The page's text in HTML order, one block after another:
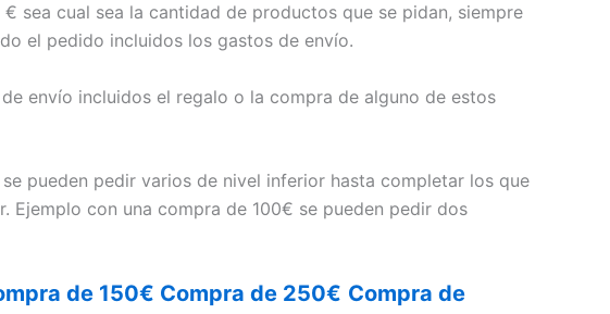
sea cual sea la cantidad de productos que se pidan, siempre
el pedido incluidos los gastos de envío.
envío incluidos el regalo o la compra de alguno de estos
pueden pedir varios de nivel inferior hasta completar los que
Ejemplo con una compra de 100€ se pueden pedir dos
de 150€ Compra de 250€ Compra de